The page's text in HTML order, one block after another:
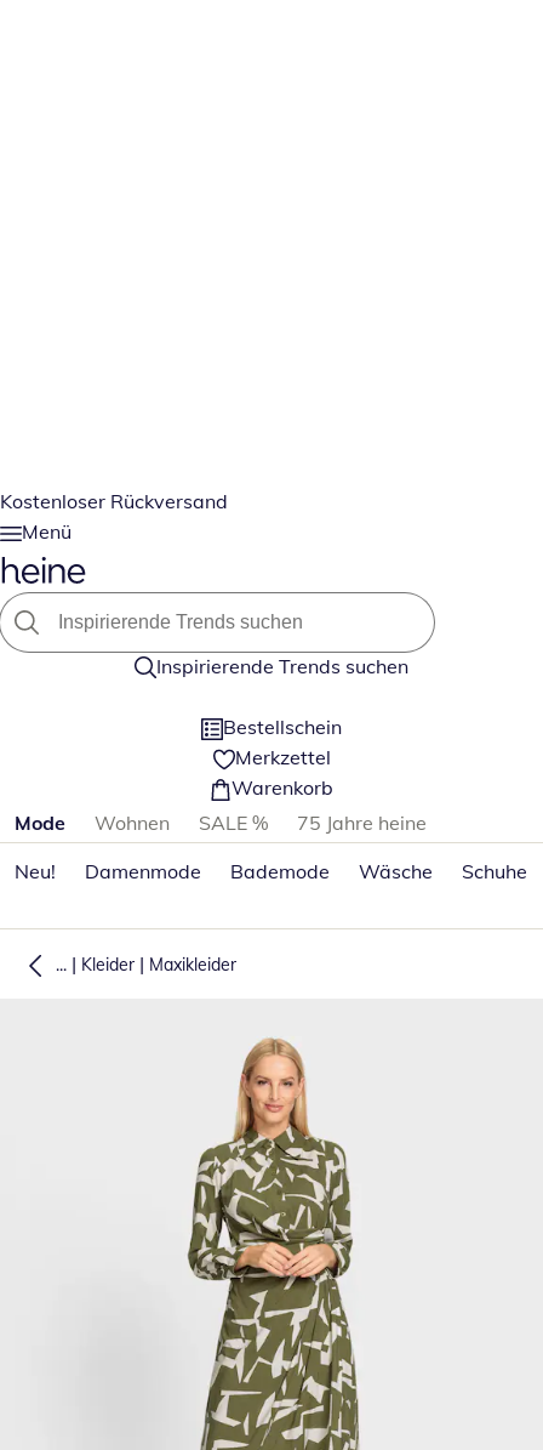
Kostenloser Rückversand
Menü
Inspirierende Trends suchen
Bestellschein
Merkzettel
Warenkorb
Produktkategorien überspringen
Mode Wohnen SALE %
75 Jahre heine
Neu!
Damenmode Bademode Wäsche Schuhe
... | Kleider | Maxikleider